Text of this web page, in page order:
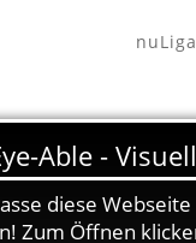
nuLiga
HANDBALL360